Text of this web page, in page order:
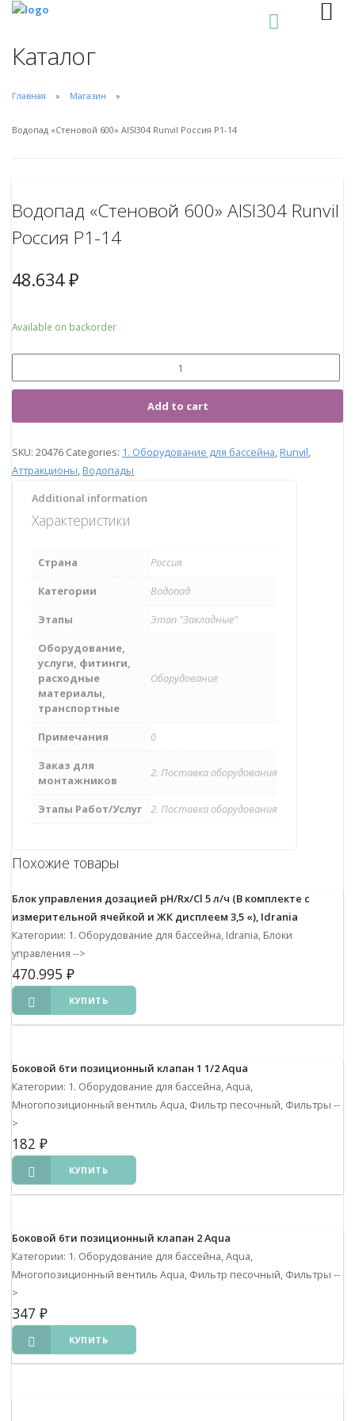
Каталог
Главная Магазин
Водопад «Стеновой 600» AISI304 Runvil Россия Р1-14
Водопад «Стеновой 600» AISI304 Runvil
Россия Р1-14
48.634₽
Available on backorder
Add to cart
SKU: 20476 Categories: 1. Оборудование для бассейна Runvil
Аттракционы Водопады
Additional information
Характеристики
Страна
Россия
Категории
Водопад
Этапы
Этап "Закладные"
Оборудование,
услуги, фитинги,
расходные
материалы,
транспортные
Оборудование
Примечания
0
Заказ для
монтажников
2. Поставка оборудования
Этапы Работ/Услуг 2. Поставка оборудования
Похожие товары
Блок управления дозацией pH/Rx/Cl 5 л/ч (В комплекте с
измерительной ячейкой и ЖК дисплеем 3,5 «), Idrania
Категории: 1. Оборудование для бассейна, Idrania, Блоки
управления -->
470.995 ₽
КУПИТЬ
Боковой 6ти позиционный клапан 1 1/2 Aqua
Категории: 1. Оборудование для бассейна, Aqua,
Многопозиционный вентиль Aqua, Фильтр песочный, Фильтры --
>
182 ₽
КУПИТЬ
Боковой 6ти позиционный клапан 2 Aqua
Категории: 1. Оборудование для бассейна, Aqua,
Многопозиционный вентиль Aqua, Фильтр песочный, Фильтры --
>
347 ₽
КУПИТЬ